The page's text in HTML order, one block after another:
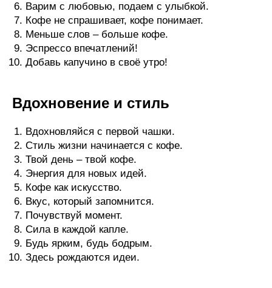
Варим с любовью, подаем с улыбкой.
Кофе не спрашивает, кофе понимает.
Меньше слов – больше кофе.
Эспрессо впечатлений!
Добавь капучино в своё утро!
Вдохновение и стиль
Вдохновляйся с первой чашки.
Стиль жизни начинается с кофе.
Твой день – твой кофе.
Энергия для новых идей.
Кофе как искусство.
Вкус, который запомнится.
Почувствуй момент.
Сила в каждой капле.
Будь ярким, будь бодрым.
Здесь рождаются идеи.